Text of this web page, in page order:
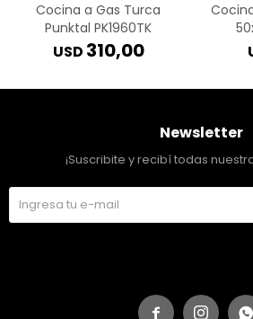
Cocina a Gas Turca
Punktal PK1960TK
USD 310,00
  
Newsletter
¡Suscribite y recibí todas